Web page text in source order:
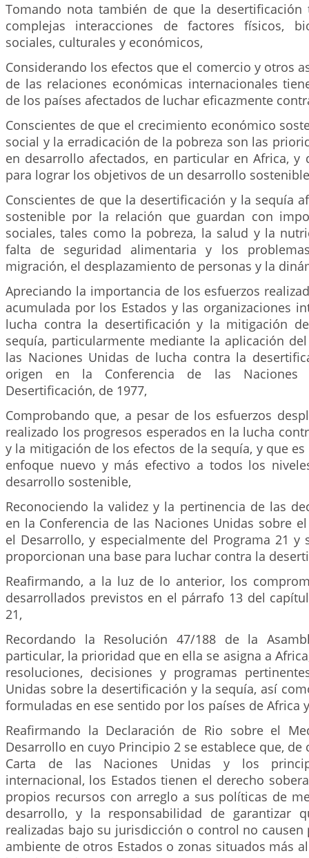
Tomando nota también de que la
complejas interacciones de factores físicos,
sociales, culturales y económicos,
Considerando los efectos que el comercio y otros
de las relaciones económicas internacionales
de los países afectados de luchar eficazmente
Conscientes de que el crecimiento económico
social y la erradicación de la pobreza son las
en desarrollo afectados, en particular en Africa, y
para lograr los objetivos de un desarrollo
Conscientes de que la desertificación y la sequía
sostenible por la relación que guardan con
sociales, tales como la pobreza, la salud y la
falta de seguridad alimentaria y los
migración, el desplazamiento de personas y la
Apreciando la importancia de los esfuerzos
acumulada por los Estados y las organizaciones
lucha contra la desertificación y la mitigación
sequía, particularmente mediante la aplicación
las Naciones Unidas de lucha contra la
origen en la Conferencia de las Naciones
Desertificación, de 1977,
Comprobando que, a pesar de los esfuerzos
realizado los progresos esperados en la lucha
y la mitigación de los efectos de la sequía, y que
enfoque nuevo y más efectivo a todos los
desarrollo sostenible,
Reconociendo la validez y la pertinencia de las
en la Conferencia de las Naciones Unidas sobre
el Desarrollo, y especialmente del Programa 21 y
proporcionan una base para luchar contra la
Reafirmando, a la luz de lo anterior, los
desarrollados previstos en el párrafo 13 del
21,
Recordando la Resolución 47/188 de la
particular, la prioridad que en ella se asigna a
resoluciones, decisiones y programas
Unidas sobre la desertificación y la sequía, así
formuladas en ese sentido por los países de Africa
Reafirmando la Declaración de Rio sobre el
Desarrollo en cuyo Principio 2 se establece que,
Carta de las Naciones Unidas y los
internacional, los Estados tienen el derecho
propios recursos con arreglo a sus políticas de
desarrollo, y la responsabilidad de garantizar
realizadas bajo su jurisdicción o control no
ambiente de otros Estados o zonas situados más